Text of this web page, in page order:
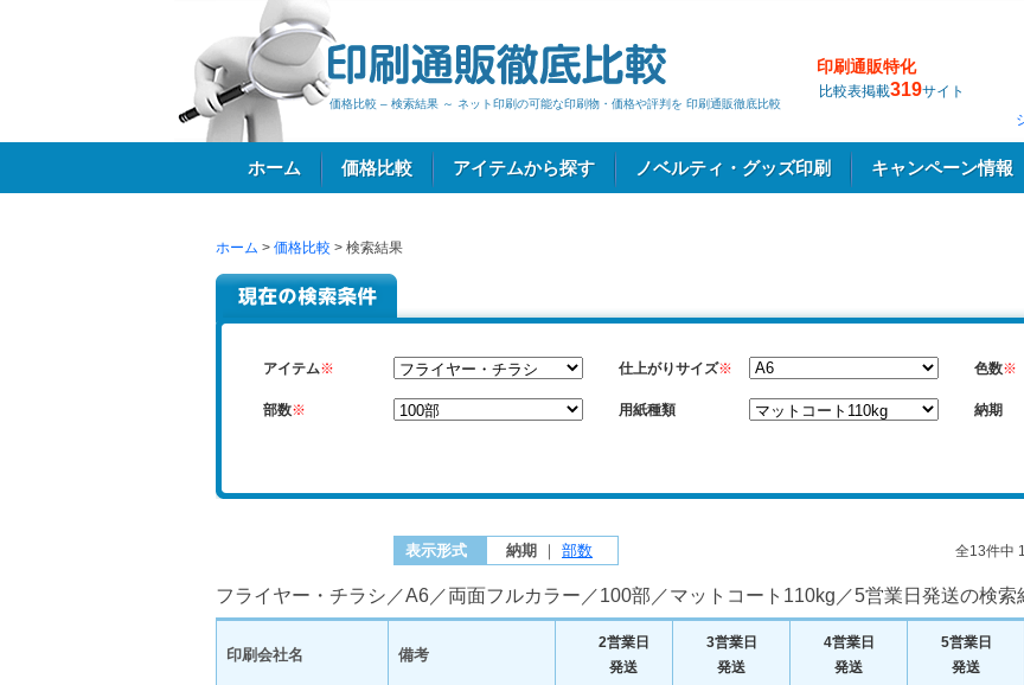
価格比較 – 検索結果 ～ ネット印刷の可能な印刷物・価格や評判を 印刷通販徹底比較
印刷通販特化
比較表掲載319サイト
ホーム 価格比較 アイテムから探す ノベルティ・グッズ印刷 キャンペーン情報
ホーム > 価格比較 > 検索結果
アイテム※ 仕上がりサイズ※ 色数※
部数※ 用紙種類 納期
表示形式 納期 ｜ 部数 全13件中
フライヤー・チラシ／A6／両面フルカラー／100部／マットコート110kg／5営業日発送の検索
印刷会社名 備考
2営業日
発送
3営業日
発送
4営業日
発送
5営業日
発送